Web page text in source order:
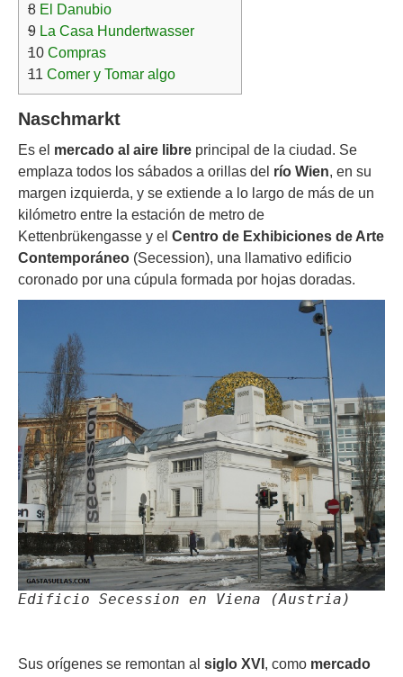
8 El Danubio
9 La Casa Hundertwasser
10 Compras
11 Comer y Tomar algo
Naschmarkt
Es el mercado al aire libre principal de la ciudad. Se
emplaza todos los sábados a orillas del río Wien, en su
margen izquierda, y se extiende a lo largo de más de un
kilómetro entre la estación de metro de
Kettenbrükengasse y el Centro de Exhibiciones de Arte
Contemporáneo (Secession), una llamativo edificio
coronado por una cúpula formada por hojas doradas.
Edificio Secession en Viena (Austria)
Sus orígenes se remontan al siglo XVI , como mercado